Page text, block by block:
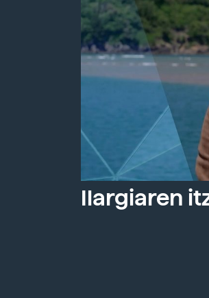
Ilargiaren